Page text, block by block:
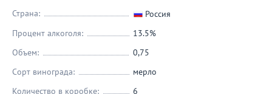
Страна:
Россия
Процент алкоголя:
13.5%
Объем:
0,75
Сорт винограда:
мерло
Количество в коробке:
6